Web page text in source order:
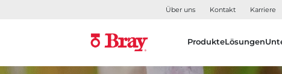
Über uns Kontakt Karriere
ProdukteLösungen